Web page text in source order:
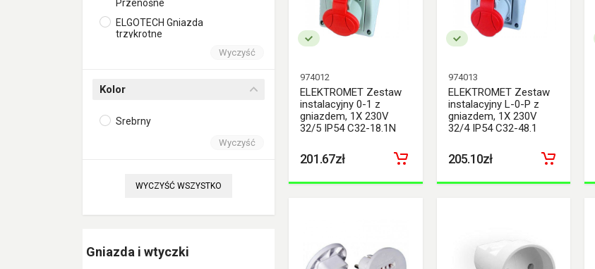
Przenośne
ELGOTECH Gniazda
trzykrotne
ELGOTECH Przedłużacze
Bębnowe Gumowe z
Termicznym
ELGOTECH Przedłużacze
ELGOTECH Przewody
Wyczyść
Kolor
Srebrny
Wyczyść
WYCZYŚĆ WSZYSTKO
Gniazda i wtyczki
974012
ELEKTROMET Zestaw
instalacyjny 0-1 z
gniazdem, 1X 230V
32/5 IP54 C32-18.1N
201.67zł
974013
ELEKTROMET Zestaw
instalacyjny L-0-P z
gniazdem, 1X 230V
32/4 IP54 C32-48.1
205.10zł